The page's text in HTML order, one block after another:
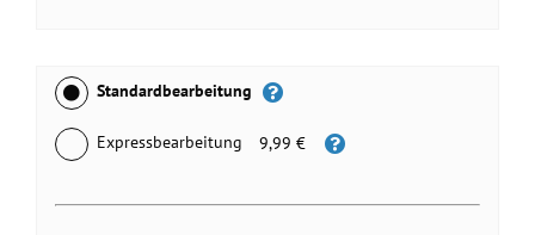
Standardbearbeitung
Expressbearbeitung 9,99 €